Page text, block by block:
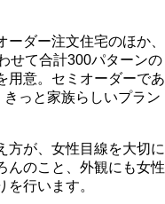
ダー注文住宅のほか、
せて合計300パターンの
用意。セミオーダーであ
っと家族らしいプラン
方が、女性目線を大切に
んのこと、外観にも女性
行います。